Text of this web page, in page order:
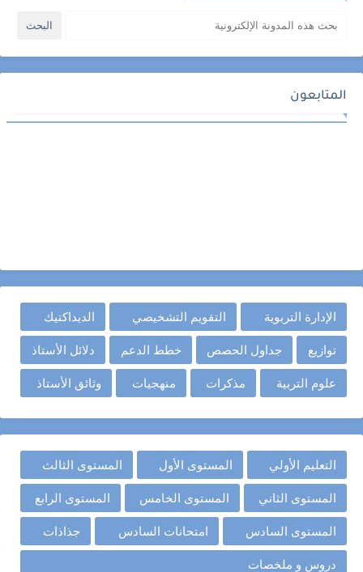
المتابعون
الإدارة التربوية التقويم التشخيصي الديداكتيك
توازيع جداول الحصص خطط الدعم دلائل الأستاذ
علوم التربية مذكرات منهجيات وثائق الأستاذ
التعليم الأولي المستوى الأول المستوى الثالث
المستوى الثاني المستوى الخامس المستوى الرابع
المستوى السادس امتحانات السادس جذاذات
دروس و ملخصات